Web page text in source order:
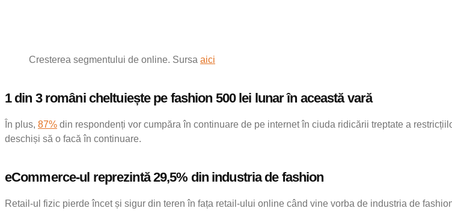
Cresterea segmentului de online. Sursa aici
1 din 3 români cheltuiește pe fashion 500 lei lunar în această vară
În plus, 87% din respondenți vor cumpăra în continuare de pe internet în ciuda ridicării treptate a
deschiși să o facă în continuare.
eCommerce-ul reprezintă 29,5% din industria de fashion
Retail-ul fizic pierde încet și sigur din teren în fața retail-ului online când vine vorba de industria de